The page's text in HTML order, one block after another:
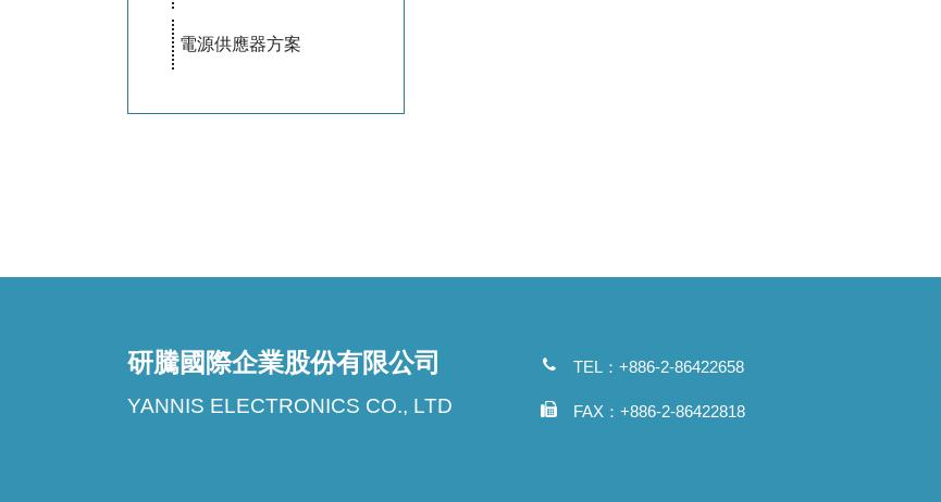
電源供應器方案
研騰國際企業股份有限公司
YANNIS ELECTRONICS CO., LTD
TEL：+886-2-86422658
FAX：+886-2-86422818